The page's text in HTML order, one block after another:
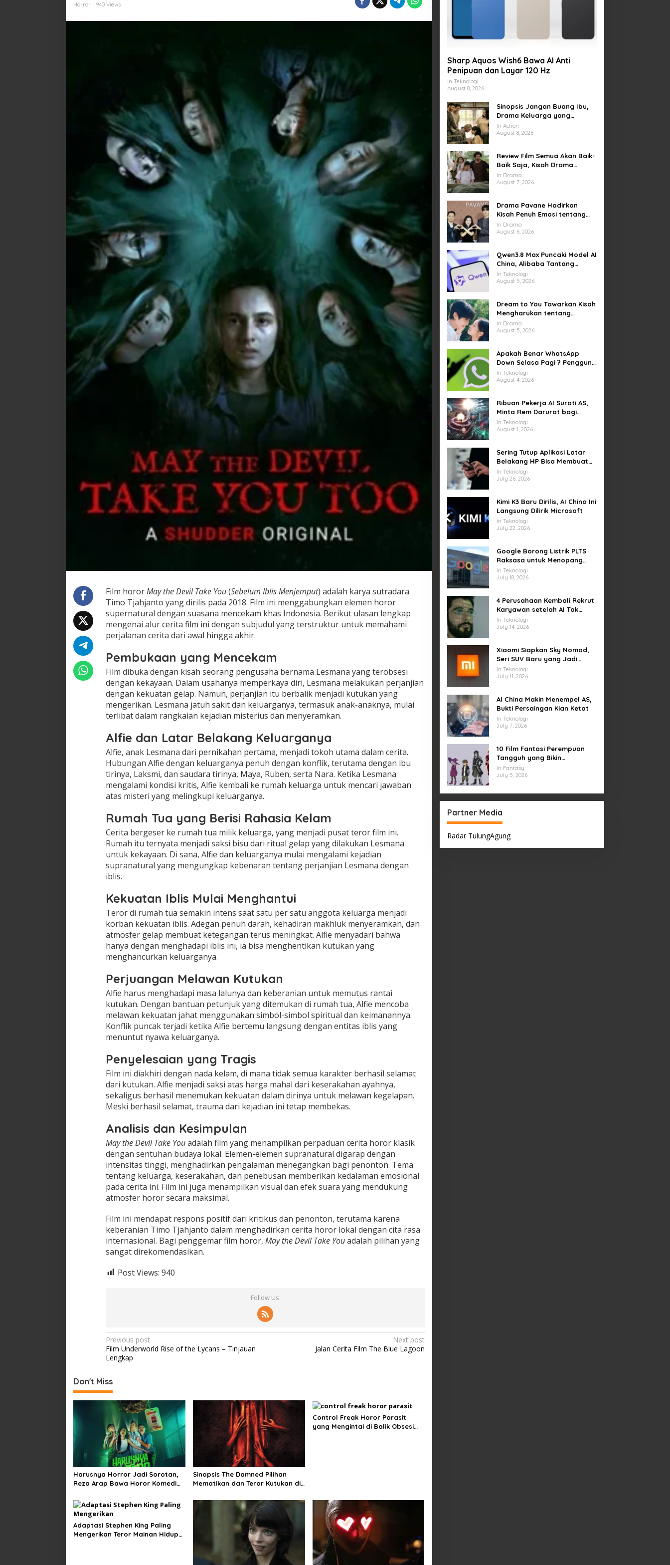
dengan
Horror
940 Views
Film hororMay the Devil Take You(Sebelum Iblis Menjemput) adalah karya sutradara
Timo Tjahjanto yang dirilis pada 2018. Film ini menggabungkan elemen horor
supernatural dengan suasana mencekam khas Indonesia. Berikut ulasan lengkap
mengenai alur cerita film ini dengan subjudul yang terstruktur untuk memahami
perjalanan cerita dari awal hingga akhir.
Pembukaan yang Mencekam
Film dibuka dengan kisah seorang pengusaha bernama Lesmana yang terobsesi
dengan kekayaan. Dalam usahanya memperkaya diri, Lesmana melakukan perjanjian
dengan kekuatan gelap. Namun, perjanjian itu berbalik menjadi kutukan yang
mengerikan. Lesmana jatuh sakit dan keluarganya, termasuk anak-anaknya, mulai
terlibat dalam rangkaian kejadian misterius dan menyeramkan.
Alfie dan Latar Belakang Keluarganya
Alfie, anak Lesmana dari pernikahan pertama, menjadi tokoh utama dalam cerita.
Hubungan Alfie dengan keluarganya penuh dengan konflik, terutama dengan ibu
tirinya, Laksmi, dan saudara tirinya, Maya, Ruben, serta Nara. Ketika Lesmana
mengalami kondisi kritis, Alfie kembali ke rumah keluarga untuk mencari jawaban
atas misteri yang melingkupi keluarganya.
Rumah Tua yang Berisi Rahasia Kelam
Cerita bergeser ke rumah tua milik keluarga, yang menjadi pusat teror film ini.
Rumah itu ternyata menjadi saksi bisu dari ritual gelap yang dilakukan Lesmana
untuk kekayaan. Di sana, Alfie dan keluarganya mulai mengalami kejadian
supranatural yang mengungkap kebenaran tentang perjanjian Lesmana dengan
iblis.
Kekuatan Iblis Mulai Menghantui
Teror di rumah tua semakin intens saat satu per satu anggota keluarga menjadi
korban kekuatan iblis. Adegan penuh darah, kehadiran makhluk menyeramkan, dan
atmosfer gelap membuat ketegangan terus meningkat. Alfie menyadari bahwa
hanya dengan menghadapi iblis ini, ia bisa menghentikan kutukan yang
menghancurkan keluarganya.
Perjuangan Melawan Kutukan
Alfie harus menghadapi masa lalunya dan keberanian untuk memutus rantai
kutukan. Dengan bantuan petunjuk yang ditemukan di rumah tua, Alfie mencoba
melawan kekuatan jahat menggunakan simbol-simbol spiritual dan keimanannya.
Konflik puncak terjadi ketika Alfie bertemu langsung dengan entitas iblis yang
menuntut nyawa keluarganya.
Penyelesaian yang Tragis
Film ini diakhiri dengan nada kelam, di mana tidak semua karakter berhasil selamat
dari kutukan. Alfie menjadi saksi atas harga mahal dari keserakahan ayahnya,
sekaligus berhasil menemukan kekuatan dalam dirinya untuk melawan kegelapan.
Meski berhasil selamat, trauma dari kejadian ini tetap membekas.
Analisis dan Kesimpulan
May the Devil Take Youadalah film yang menampilkan perpaduan cerita horor klasik
dengan sentuhan budaya lokal. Elemen-elemen supranatural digarap dengan
intensitas tinggi, menghadirkan pengalaman menegangkan bagi penonton. Tema
tentang keluarga, keserakahan, dan penebusan memberikan kedalaman emosional
pada cerita ini. Film ini juga menampilkan visual dan efek suara yang mendukung
atmosfer horor secara maksimal.
Film ini mendapat respons positif dari kritikus dan penonton, terutama karena
keberanian Timo Tjahjanto dalam menghadirkan cerita horor lokal dengan cita rasa
internasional. Bagi penggemar film horor, May the Devil Take Youadalah pilihan yang
sangat direkomendasikan.
Post Views: 940
Follow Us
Post
navigation
Previous post
Film Underworld Rise of the Lycans – Tinjauan
Lengkap
Next post
Jalan Cerita Film The Blue Lagoon
Don't Miss
Harusnya Horror Jadi Sorotan,
Reza Arap Bawa Horor Komedi
Sinopsis The Damned Pilihan
Mematikan dan Teror Kutukan di
Control Freak Horor Parasit
yang Mengintai di Balik Obsesi
Adaptasi Stephen King Paling
Mengerikan Teror Mainan Hidup
Sharp Aquos Wish6 Bawa AI Anti
Penipuan dan Layar 120 Hz
In Teknologi
August 8, 2026
Sinopsis Jangan Buang Ibu,
Drama Keluarga yang
Menyentuh tentang Kasih
Sayang dan Bakti kepada
In Action
August 8, 2026
Review Film Semua Akan Baik-
Baik Saja, Kisah Drama
Keluarga yang Sarat Makna
tentang Kehilangan dan
In Drama
August 7, 2026
Drama Pavane Hadirkan
Kisah Penuh Emosi tentang
Cinta, Penyesalan, dan
Kesempatan Memulai Kembali
In Drama
August 6, 2026
Qwen3.8 Max Puncaki Model AI
China, Alibaba Tantang
Pemain Global
In Teknologi
August 5, 2026
Dream to You Tawarkan Kisah
Mengharukan tentang
Perjuangan Meraih Mimpi
yang Sempat Tertunda
In Drama
August 5, 2026
Apakah Benar WhatsApp
Down Selasa Pagi ? Pengguna
Kesulitan Kirim Gambar dan
Video di Sejumlah Wilayah
In Teknologi
August 4, 2026
Ribuan Pekerja AI Surati AS,
Minta Rem Darurat bagi
Teknologi Canggih
In Teknologi
August 1, 2026
Sering Tutup Aplikasi Latar
Belakang HP Bisa Membuat
Baterai Lebih Boros
In Teknologi
July 26, 2026
Kimi K3 Baru Dirilis, AI China Ini
Langsung Dilirik Microsoft
In Teknologi
July 22, 2026
Google Borong Listrik PLTS
Raksasa untuk Menopang
Pusat Data dan AI
In Teknologi
July 18, 2026
4 Perusahaan Kembali Rekrut
Karyawan setelah AI Tak
Penuhi Harapan
In Teknologi
July 14, 2026
Xiaomi Siapkan Sky Nomad,
Seri SUV Baru yang Jadi
Sorotan Otomotif Dunia
In Teknologi
July 11, 2026
AI China Makin Menempel AS,
Bukti Persaingan Kian Ketat
In Teknologi
July 7, 2026
10 Film Fantasi Perempuan
Tangguh yang Bikin
Terinspirasi, Termasuk Damsel
In Fantasy
July 5, 2026
Partner Media
Radar TulungAgung